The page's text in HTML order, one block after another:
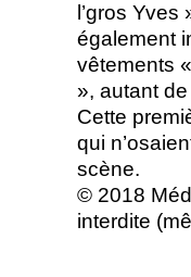
l’gros
également
vêtements
», autant
Cette
qui
scène.
© 2018
interdite